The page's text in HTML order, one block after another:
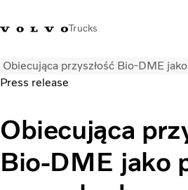
Trucks
+48 22 383 45 00Sklep Volvo TrucksZaloguj
Rozwiązania transportowe
Samochody ciężarowe
Usługi
Wyszukiwarka dealerów
Obiecująca przyszłość Bio-DME
Press release
Obiecująca
Bio-DME jako